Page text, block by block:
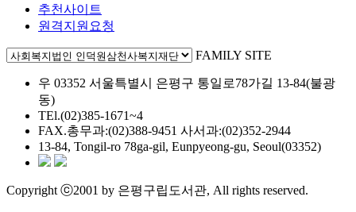
추천사이트
원격지원요청
FAMILY SITE
우 03352 서울특별시 은평구 통일로78가길 13-84(불광
동)
TEl.(02)385-1671~4
FAX.총무과:(02)388-9451 사서과:(02)352-2944
13-84, Tongil-ro 78ga-gil, Eunpyeong-gu, Seoul(03352)
Copyright ⓒ2001 by 은평구립도서관, All rights reserved.